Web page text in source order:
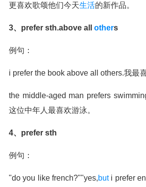
更喜欢歌颂他们今天生活的新作品。
3、prefer sth.above all others
例句：
i prefer the book above all others.我最
the middle-aged man prefers
这位中年人最喜欢游泳。
4、prefer sth
例句：
"do you like french?""yes,buti prefer